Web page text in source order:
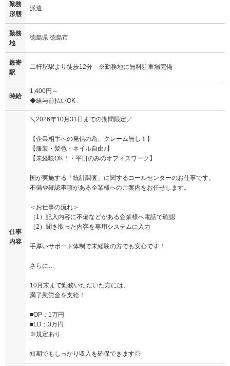
勤務
形態
派遣
勤務
地
徳島県 徳島市
最寄
駅
二軒屋駅より徒歩12分 ※勤務地に無料駐車場完備
時給
1,400円～
◆給与前払いOK
仕事
内容
＼2026年10月31日までの期間限定／
【企業相手への発信の為、クレーム無し！】
【服装・髪色・ネイル自由♪】
【未経験OK！・平日のみのオフィスワーク】
国が実施する「統計調査」に関するコールセンターのお仕事です。
不備や確認事項がある企業様へのご案内をお任せします。
＜お仕事の流れ＞
（1）記入内容に不備などがある企業様へ電話で確認
（2）聞き取った内容を専用システムに入力
手厚いサポート体制で未経験の方でも安心です！
さらに…
10月末まで勤務いただいた方には、
満了慰労金を支給！
■OP：1万円
■LD：3万円
※規定あり
短期でもしっかり収入を確保できます◎